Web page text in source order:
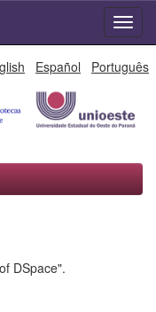
Español Português
DSpace".